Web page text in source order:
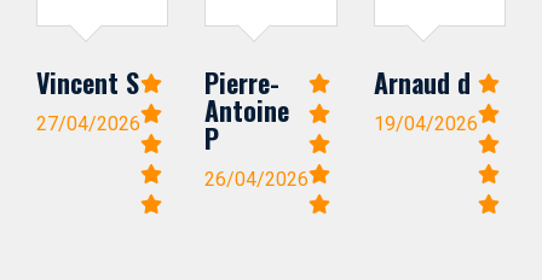
votre
prestation.
Vincent S
27/04/2026
Pierre-
Antoine
P
26/04/2026
Arnaud d
19/04/2026